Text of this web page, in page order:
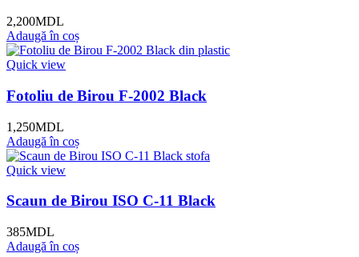
2,200MDL
Adaugă în coș
Quick view
Fotoliu de Birou F-2002 Black
1,250MDL
Adaugă în coș
Quick view
Scaun de Birou ISO C-11 Black
385MDL
Adaugă în coș